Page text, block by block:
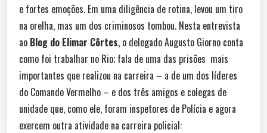
e fortes emoções. Em uma diligência de rotina, levou um tiro
na orelha, mas um dos criminosos tombou. Nesta entrevista
ao Blog do Elimar Côrtes, o delegado Augusto Giorno conta
como foi trabalhar no Rio; fala de uma das prisões mais
importantes que realizou na carreira – a de um dos líderes
do Comando Vermelho – e dos três amigos e colegas de
unidade que, como ele, foram inspetores de Polícia e agora
exercem outra atividade na carreira policial: